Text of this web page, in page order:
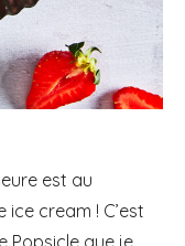
est au
cream ! C’est
Popsicle que je